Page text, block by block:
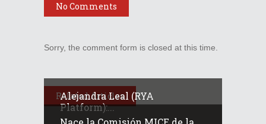
No Comments
Sorry, the comment form is closed at this time.
Related Articles
Alejandra Leal (RYA
Platform):...